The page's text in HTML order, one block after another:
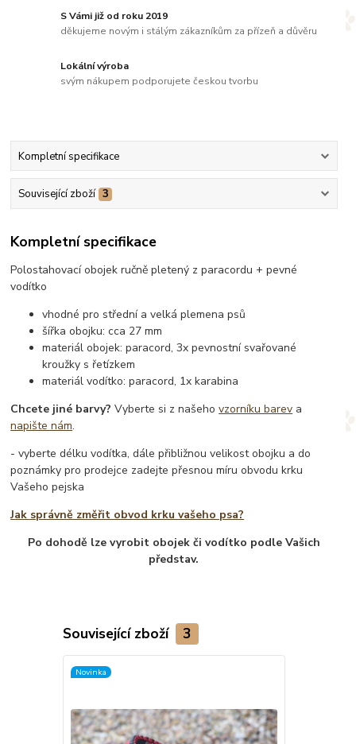
S Vámi již od roku 2019
děkujeme novým i stálým zákazníkům za přízeň a důvěru
Lokální výroba
svým nákupem podporujete českou tvorbu
Kompletní specifikace
Související zboží 3
Kompletní specifikace
Polostahovací obojek ručně pletený z paracordu + pevné
vodítko
vhodné pro střední a velká plemena psů
šířka obojku: cca 27 mm
materiál obojek: paracord, 3x pevnostní svařované
kroužky s řetízkem
materiál vodítko: paracord, 1x karabina
Chcete jiné barvy? Vyberte si z našehovzorníku barev a
napište nám.
- vyberte délku vodítka, dále přibližnou velikost obojku a do
poznámky pro prodejce zadejte přesnou míru obvodu krku
Vašeho pejska
Jak správně změřit obvod krku vašeho psa?
Po dohodě lze vyrobit obojek či vodítko podle Vašich
představ.
Související zboží 3
Novinka